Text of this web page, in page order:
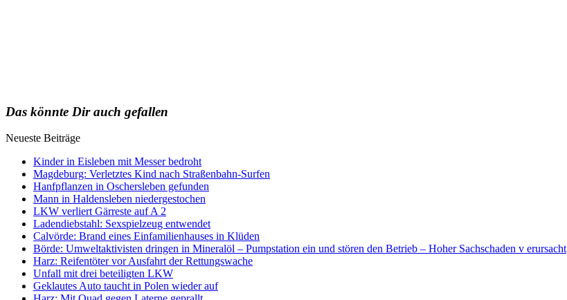
Das könnte Dir auch gefallen
Neueste Beiträge
Kinder in Eisleben mit Messer bedroht
Magdeburg: Verletztes Kind nach Straßenbahn-Surfen
Hanfpflanzen in Oschersleben gefunden
Mann in Haldensleben niedergestochen
LKW verliert Gärreste auf A 2
Ladendiebstahl: Sexspielzeug entwendet
Calvörde: Brand eines Einfamilienhauses in Klüden
Börde: Umweltaktivisten dringen in Mineralöl – Pumpstation ein und stören den Betrieb – Hoher Sachschaden v erursacht
Harz: Reifentöter vor Ausfahrt der Rettungswache
Unfall mit drei beteiligten LKW
Geklautes Auto taucht in Polen wieder auf